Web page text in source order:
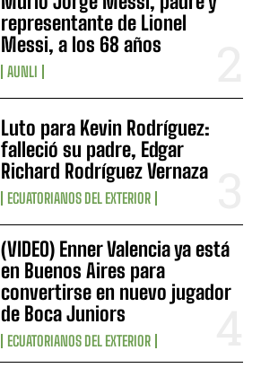
representante de Lionel
Messi, a los 68 años
AUNLI
Luto para Kevin Rodríguez:
falleció su padre, Edgar
Richard Rodríguez Vernaza
ECUATORIANOS DEL EXTERIOR
(VIDEO) Enner Valencia ya está
en Buenos Aires para
convertirse en nuevo jugador
de Boca Juniors
ECUATORIANOS DEL EXTERIOR